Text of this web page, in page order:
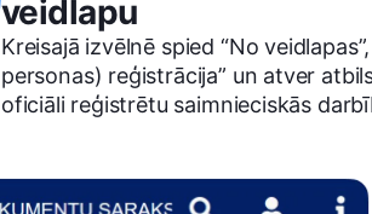
veidlapu
Kreisajā izvēlnē spied “No
personas) reģistrācija” un atver
oficiāli reģistrētu saimnieciskās